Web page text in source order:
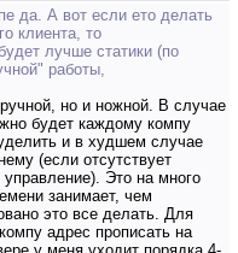
да. А вот если ето делать
клиента, то
лучше статики (по
работы,
но и ножной. В случае
будет каждому компу
и в худшем случае
(если отсутствует
Это на много
занимает, чем
это все делать. Для
адрес прописать на